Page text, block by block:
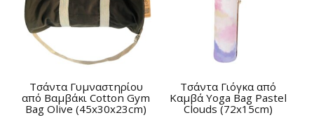
Τσάντα Γυμναστηρίου
από Βαμβάκι Cotton Gym
Bag Olive (45x30x23cm)
Τσάντα Γιόγκα από
Καμβά Yoga Bag Pastel
Clouds (72x15cm)